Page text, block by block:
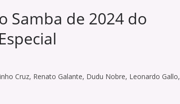
Samba de 2024 do
Cruz, Renato Galante, Dudu Nobre, Leonardo Gallo,